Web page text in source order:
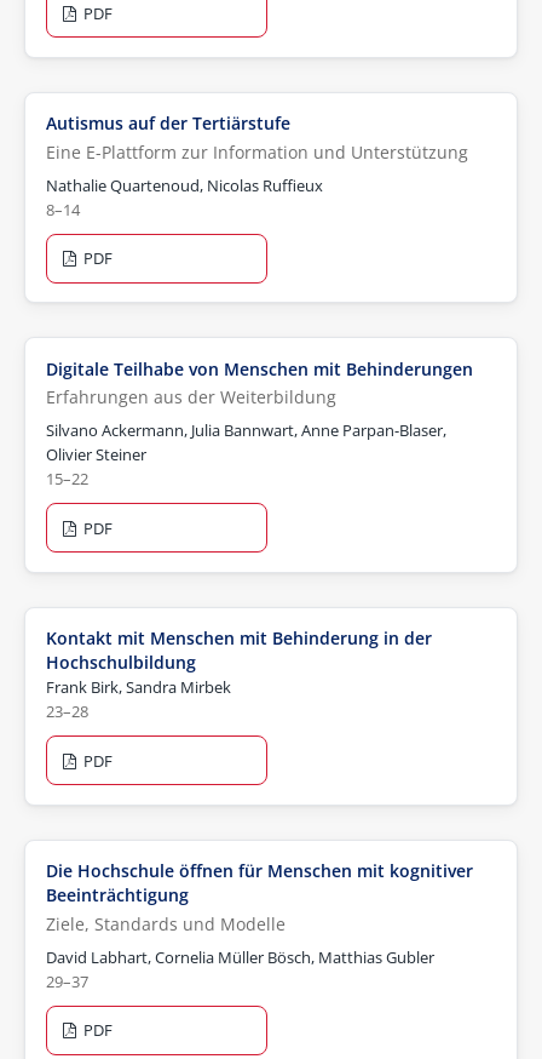
PDF
Autismus auf der Tertiärstufe
Eine E-Plattform zur Information und Unterstützung
Nathalie Quartenoud, Nicolas Ruffieux
8–14
PDF
Digitale Teilhabe von Menschen mit Behinderungen
Erfahrungen aus der Weiterbildung
Silvano Ackermann, Julia Bannwart, Anne Parpan-Blaser,
Olivier Steiner
15–22
PDF
Kontakt mit Menschen mit Behinderung in der
Hochschulbildung
Frank Birk, Sandra Mirbek
23–28
PDF
Die Hochschule öffnen für Menschen mit kognitiver
Beeinträchtigung
Ziele, Standards und Modelle
David Labhart, Cornelia Müller Bösch, Matthias Gubler
29–37
PDF